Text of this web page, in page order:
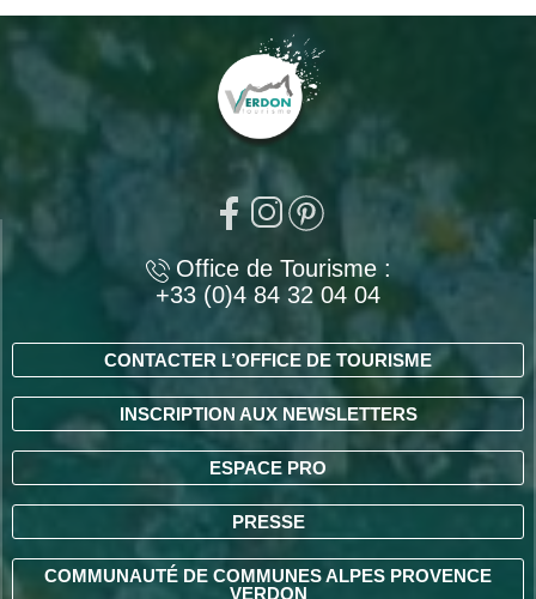
Office de Tourisme :
+33 (0)4 84 32 04 04
CONTACTER L’OFFICE DE TOURISME
INSCRIPTION AUX NEWSLETTERS
ESPACE PRO
PRESSE
COMMUNAUTÉ DE COMMUNES ALPES PROVENCE
VERDON